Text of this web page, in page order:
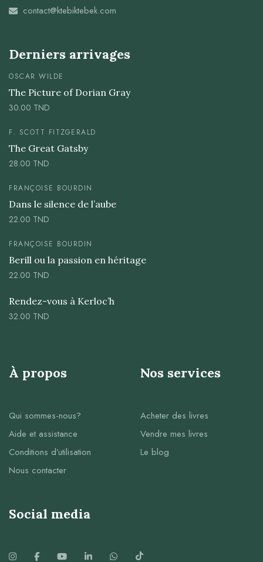
contact@ktebiktebek.com
Derniers arrivages
OSCAR WILDE
The Picture of Dorian Gray
30.00 TND
F. SCOTT FITZGERALD
The Great Gatsby
28.00 TND
FRANÇOISE BOURDIN
Dans le silence de l’aube
22.00 TND
FRANÇOISE BOURDIN
Berill ou la passion en héritage
22.00 TND
Rendez-vous à Kerloc’h
32.00 TND
À propos
Qui sommes-nous?
Aide et assistance
Conditions d’utilisation
Nous contacter
Nos services
Acheter des livres
Vendre mes livres
Le blog
Social media